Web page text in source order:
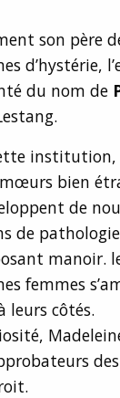
son père
d’hystérie,
du nom de
institution,
bien
de
de
manoir.
femmes
leurs côtés.